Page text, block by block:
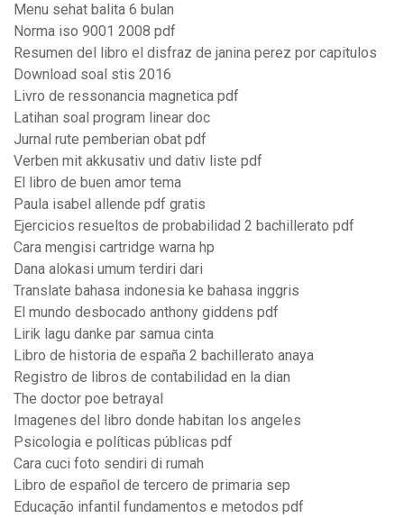
Menu sehat balita 6 bulan
Norma iso 9001 2008 pdf
Resumen del libro el disfraz de janina perez por capitulos
Download soal stis 2016
Livro de ressonancia magnetica pdf
Latihan soal program linear doc
Jurnal rute pemberian obat pdf
Verben mit akkusativ und dativ liste pdf
El libro de buen amor tema
Paula isabel allende pdf gratis
Ejercicios resueltos de probabilidad 2 bachillerato pdf
Cara mengisi cartridge warna hp
Dana alokasi umum terdiri dari
Translate bahasa indonesia ke bahasa inggris
El mundo desbocado anthony giddens pdf
Lirik lagu danke par samua cinta
Libro de historia de españa 2 bachillerato anaya
Registro de libros de contabilidad en la dian
The doctor poe betrayal
Imagenes del libro donde habitan los angeles
Psicologia e políticas públicas pdf
Cara cuci foto sendiri di rumah
Libro de español de tercero de primaria sep
Educação infantil fundamentos e metodos pdf